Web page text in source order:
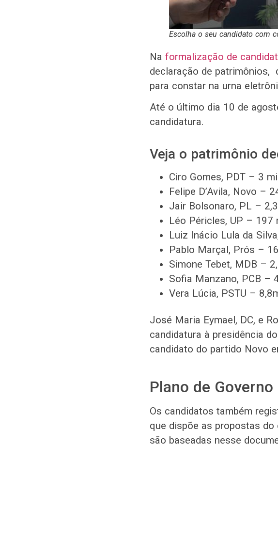
Escolha o seu candidato com
Na formalização de
declaração de patrimônios,
para constar na urna
Até o último dia 10 de
candidatura.
Veja o patrimônio
Ciro Gomes, PDT – 3
Felipe D’Avila, Novo –
Jair Bolsonaro, PL –
Léo Péricles, UP – 197
Luiz Inácio Lula da
Pablo Marçal, Prós –
Simone Tebet, MDB –
Sofia Manzano, PCB –
Vera Lúcia, PSTU –
José Maria Eymael, DC, e
candidatura à presidência
candidato do partido Novo
Plano de
Os candidatos também
que dispõe as propostas do
são baseadas nesse